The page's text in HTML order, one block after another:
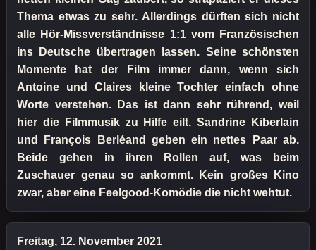
Thema etwas zu sehr. Allerdings dürften sich nicht
alle Hör-Missverständnisse 1:1 vom Französischen
ins Deutsche übertragen lassen. Seine schönsten
Momente hat der Film immer dann, wenn sich
Antoine und Claires kleine Tochter einfach ohne
Worte verstehen. Das ist dann sehr rührend, weil
hier die Filmmusik zu Hilfe eilt. Sandrine Kiberlain
und François Berléand geben ein nettes Paar ab.
Beide gehen in ihren Rollen auf, was beim
Zuschauer genau so ankommt. Kein großes Kino
zwar, aber eine Feelgood-Komödie die nicht wehtut.
Freitag, 12. November 2021